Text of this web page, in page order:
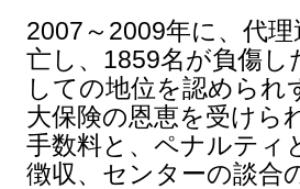
2007～2009年に、代
亡し、1859名が負傷
しての地位を認めら
大保険の恩恵を受けら
手数料と、ペナルティ
徴収、センターの談合